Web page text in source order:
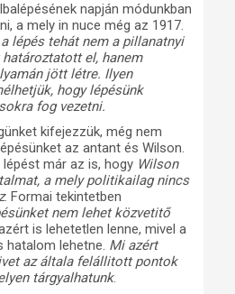
napján módunkban
a mely in nuce még az 1917.
a lépés tehát nem a pillanatnyi
el, hanem
jött létre. Ilyen
hogy lépésünk
fog vezetni.
kifejezzük, még nem
az antant és Wilson.
már az is, hogy Wilson
a mely politikailag nincs
. Formai tekintetben
nem lehet közvetitő
is lehetetlen lenne, mivel a
hatalom lehetne. Mi azért
az általa felállitott pontok
tárgyalhatunk.